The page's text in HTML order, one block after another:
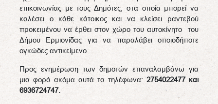
επικοινωνίας με τους Δημότες, στα οποία μπορεί να
καλέσει ο κάθε κάτοικος και να κλείσει ραντεβού
προκειμένου να έρθει στον χώρο του αυτοκίνητο του
Δήμου Ερμιονίδας για να παραλάβει οποιοδήποτε
ογκώδες αντικείμενο.
Προς ενημέρωση των δημοτών επαναλαμβάνω για
μια φορά ακόμα αυτά τα τηλέφωνα:2754022477 και
6936724747.